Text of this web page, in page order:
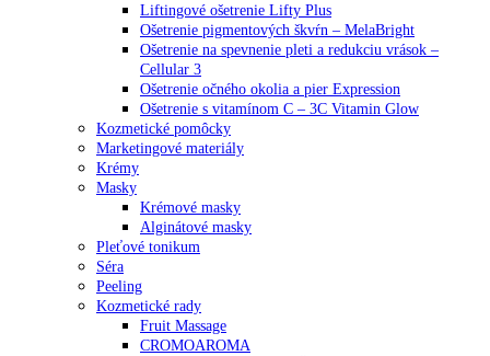
Liftingové ošetrenie Lifty Plus
Ošetrenie pigmentových škvŕn – MelaBright
Ošetrenie na spevnenie pleti a redukciu vrások –
Cellular 3
Ošetrenie očného okolia a pier Expression
Ošetrenie s vitamínom C – 3C Vitamin Glow
Kozmetické pomôcky
Marketingové materiály
Krémy
Masky
Krémové masky
Alginátové masky
Pleťové tonikum
Séra
Peeling
Kozmetické rady
Fruit Massage
CROMOAROMA